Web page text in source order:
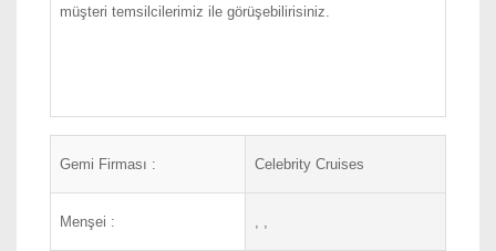
müşteri temsilcilerimiz ile görüşebilirisiniz.
Gemi Firması : Celebrity Cruises
Menşei :